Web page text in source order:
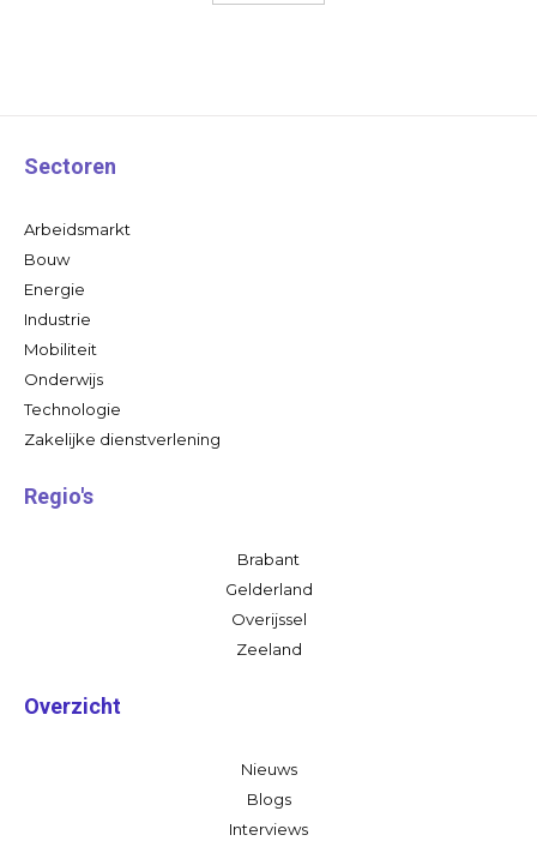
Sectoren
Arbeidsmarkt
Bouw
Energie
Industrie
Mobiliteit
Onderwijs
Technologie
Zakelijke dienstverlening
Regio's
Brabant
Gelderland
Overijssel
Zeeland
Overzicht
Nieuws
Blogs
Interviews